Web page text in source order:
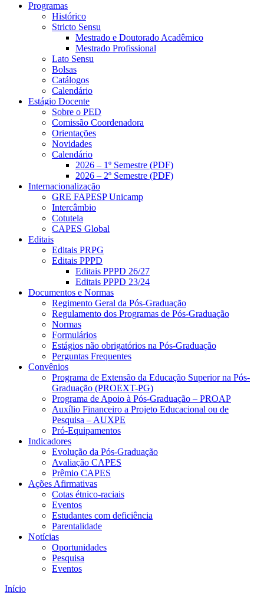
Programas
Histórico
Stricto Sensu
Mestrado e Doutorado Acadêmico
Mestrado Profissional
Lato Sensu
Bolsas
Catálogos
Calendário
Estágio Docente
Sobre o PED
Comissão Coordenadora
Orientações
Novidades
Calendário
2026 – 1º Semestre (PDF)
2026 – 2º Semestre (PDF)
Internacionalização
GRE FAPESP Unicamp
Intercâmbio
Cotutela
CAPES Global
Editais
Editais PRPG
Editais PPPD
Editais PPPD 26/27
Editais PPPD 23/24
Documentos e Normas
Regimento Geral da Pós-Graduação
Regulamento dos Programas de Pós-Graduação
Normas
Formulários
Estágios não obrigatórios na Pós-Graduação
Perguntas Frequentes
Convênios
Programa de Extensão da Educação Superior na Pós-
Graduação (PROEXT-PG)
Programa de Apoio à Pós-Graduação – PROAP
Auxílio Financeiro a Projeto Educacional ou de
Pesquisa – AUXPE
Pró-Equipamentos
Indicadores
Evolução da Pós-Graduação
Avaliação CAPES
Prêmio CAPES
Ações Afirmativas
Cotas étnico-raciais
Eventos
Estudantes com deficiência
Parentalidade
Notícias
Oportunidades
Pesquisa
Eventos
Início